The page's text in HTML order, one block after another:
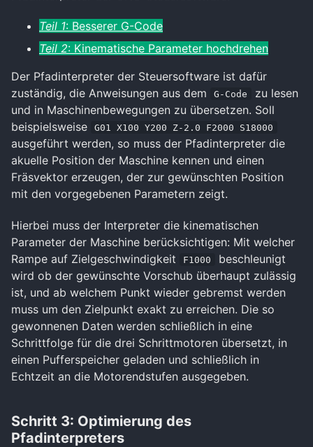
Teil 1: Besserer G-Code
Teil 2: Kinematische Parameter hochdrehen
Der Pfadinterpreter der Steuersoftware ist dafür
zuständig, die Anweisungen aus dem
G-Code
zu lesen
und in Maschinenbewegungen zu übersetzen. Soll
beispielsweise
G01 X100 Y200 Z-2.0 F2000 S18000
ausgeführt werden, so muss der Pfadinterpreter die
akuelle Position der Maschine kennen und einen
Fräsvektor erzeugen, der zur gewünschten Position
mit den vorgegebenen Parametern zeigt.
Hierbei muss der Interpreter die kinematischen
Parameter der Maschine berücksichtigen: Mit welcher
Rampe auf Zielgeschwindigkeit
F1000
beschleunigt
wird ob der gewünschte Vorschub überhaupt zulässig
ist, und ab welchem Punkt wieder gebremst werden
muss um den Zielpunkt exakt zu erreichen. Die so
gewonnenen Daten werden schließlich in eine
Schrittfolge für die drei Schrittmotoren übersetzt, in
einen Pufferspeicher geladen und schließlich in
Echtzeit an die Motorendstufen ausgegeben.
Schritt 3: Optimierung des
Pfadinterpreters